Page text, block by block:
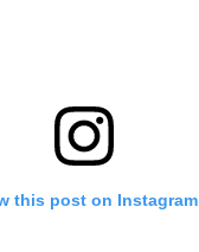
this post on Instagram